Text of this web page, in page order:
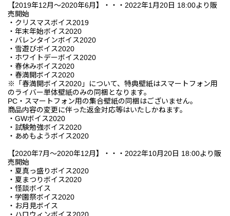
【2019年12月～2020年6月】・・・2022年1月20日 18:00より販
売開始
・クリスマスボイス2019
・年末年始ボイス2020
・バレンタインボイス2020
・雪遊びボイス2020
・ホワイトデーボイス2020
・春休みボイス2020
・春満開ボイス2020
※「春満開ボイス2020」について、特典壁紙はスマートフォン用
のライバー単体壁紙のみの同梱となります。
PC・スマートフォン用の集合壁紙の同梱はございません。
商品内容の変更に伴った返金対応等はいたしかねます。
・GWボイス2020
・試験勉強ボイス2020
・あめもようボイス2020
【2020年7月～2020年12月】・・・2022年10月20日 18:00より販
売開始
・夏真っ盛りボイス2020
・夏まつりボイス2020
・怪談ボイス
・学園祭ボイス2020
・お月見ボイス
・ハロウィンボイス2020